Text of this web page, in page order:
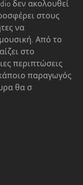
δεν ακολουθεί
στους
να
Από το
στο
περιπτώσεις
παραγωγός
θα σ